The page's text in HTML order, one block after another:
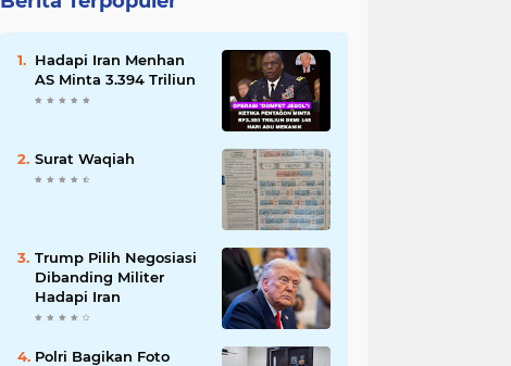
Hadapi Iran Menhan
AS Minta 3.394 Triliun
Surat Waqiah
Trump Pilih Negosiasi
Dibanding Militer
Hadapi Iran
Polri Bagikan Foto